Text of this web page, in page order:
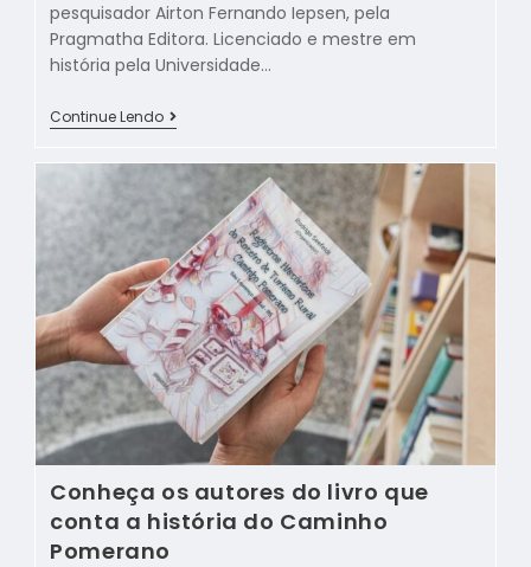
pesquisador Airton Fernando Iepsen, pela
Pragmatha Editora. Licenciado e mestre em
história pela Universidade…
Continue Lendo
Conheça os autores do livro que
conta a história do Caminho
Pomerano